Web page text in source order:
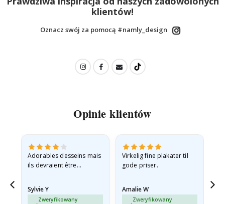
klientów!
Oznacz swój za pomocą #namly_design
Opinie klientów
Adorables desseins mais
ils devraient être
enveloppe rigide car ils
sont arrivés roulés et un…
Sylvie Y
Zweryfikowany
Virkelig fine plakater til
gode priser.
Amalie W
Zweryfikowany